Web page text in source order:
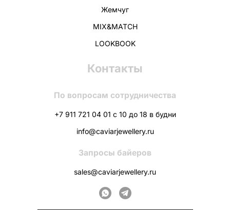
Жемчуг
MIX&MATCH
LOOKBOOK
Контакты
По вопросам сотрудничества
+7 911 721 04 01 с 10 до 18 в будни
info@caviarjewellery.ru
Запросы байеров
sales@caviarjewellery.ru